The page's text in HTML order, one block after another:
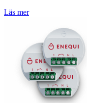
Läs mer